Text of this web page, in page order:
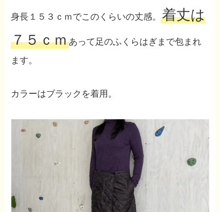
身長１５３ｃｍでこのくらいの丈感。着丈は
７５ｃｍあって足のふくらはぎまで包まれ
ます。
カラーはブラックを着用。